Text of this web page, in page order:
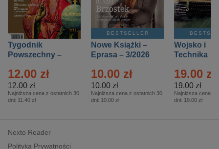
Tygodnik
Powszechny –
12.00 zł
12.00 zł
Najniższa cena z ostatnich 30
dni: 11.40 zł
BESTSELLER
Nowe Książki –
Eprasa – 3/2026
10.00 zł
10.00 zł
Najniższa cena z ostatnich 30
dni: 10.00 zł
Wojsko i
Technika
– 2/2026
19.00 zł
19.00 zł
Najniższa cena z
dni: 19.00 zł
Nexto Reader
Polityka Prywatności